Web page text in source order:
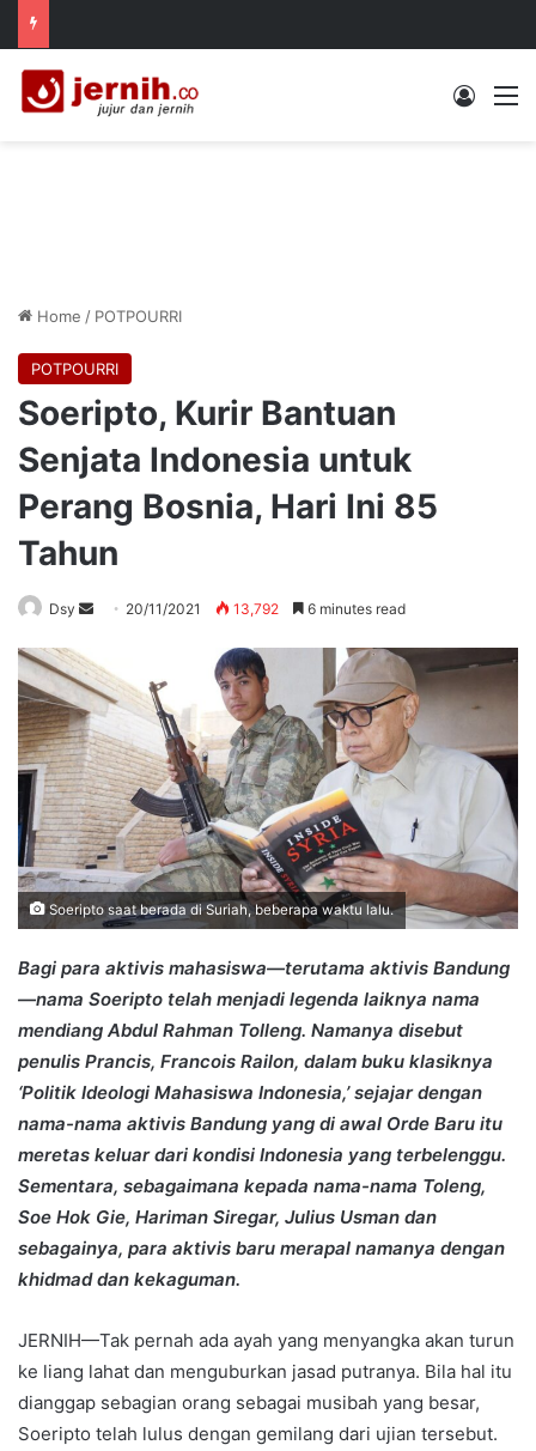
Log In
Home / POTPOURRI
POTPOURRI
Soeripto, Kurir Bantuan
Senjata Indonesia untuk
Perang Bosnia, Hari Ini 85
Tahun
Dsy
Send
email
20/11/2021 13,792 6 minutes read
Soeripto saat berada di Suriah, beberapa waktu lalu.
Bagi para aktivis mahasiswa—terutama aktivis Bandung
—nama Soeripto telah menjadi legenda laiknya nama
mendiang Abdul Rahman Tolleng. Namanya disebut
penulis Prancis, Francois Railon, dalam buku klasiknya
‘Politik Ideologi Mahasiswa Indonesia,’ sejajar dengan
nama-nama aktivis Bandung yang di awal Orde Baru itu
meretas keluar dari kondisi Indonesia yang terbelenggu.
Sementara, sebagaimana kepada nama-nama Toleng,
Soe Hok Gie, Hariman Siregar, Julius Usman dan
sebagainya, para aktivis baru merapal namanya dengan
khidmad dan kekaguman.
JERNIH—Tak pernah ada ayah yang menyangka akan turun
ke liang lahat dan menguburkan jasad putranya. Bila hal itu
dianggap sebagian orang sebagai musibah yang besar,
Soeripto telah lulus dengan gemilang dari ujian tersebut.